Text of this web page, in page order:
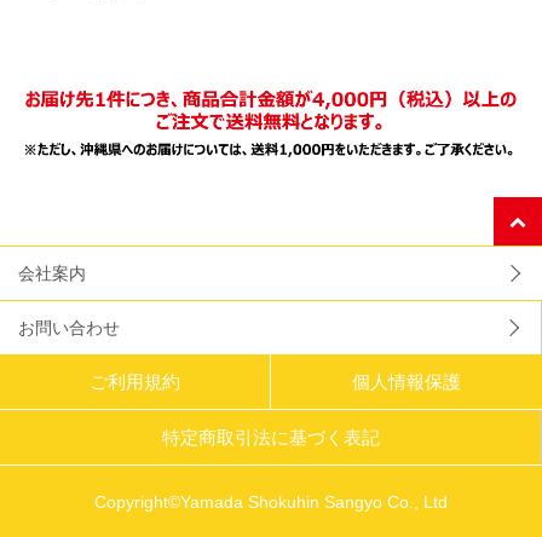
会社案内
お問い合わせ
ご利用規約 個人情報保護
特定商取引法に基づく表記
Copyright©Yamada Shokuhin Sangyo Co., Ltd